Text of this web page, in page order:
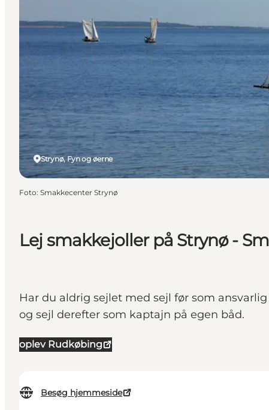
Lej smakkejoller på Strynø -
Har du aldrig sejlet med sejl før som
og sejl derefter som kaptajn på egen båd.
oplev Rudkøbing
Besøg hjemmeside
Strynø, Fyn og øerne
Foto: Smakkecenter Strynø